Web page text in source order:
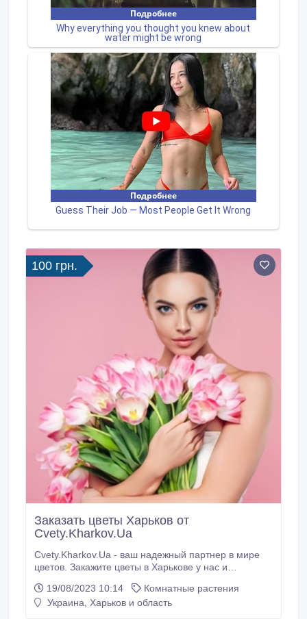
100 грн.
Заказать цветы Харьков от
Cvety.Kharkov.Ua
Cvety.Kharkov.Ua - ваш надежный партнер в мире
цветов. Закажите цветы в Харькове у нас и
букетов и редких растений. Что бы вы хотели
выразить - любовь, благодарность или
19/08/2023 10:14
Комнатные растения
Украина, Харьков и область